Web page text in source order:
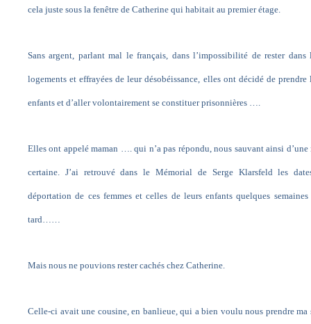
cela juste sous la fenêtre de Catherine qui habitait au premier étage.
Sans argent, parlant mal le français, dans l’impossibilité de rester dans
logements et effrayées de leur désobéissance, elles ont décidé de prendre
enfants et d’aller volontairement se constituer prisonnières ….
Elles ont appelé maman …. qui n’a pas répondu, nous sauvant ainsi d’une
certaine. J’ai retrouvé dans le Mémorial de Serge Klarsfeld les
déportation de ces femmes et celles de leurs enfants quelques
tard……
Mais nous ne pouvions rester cachés chez Catherine.
Celle-ci avait une cousine, en banlieue, qui a bien voulu nous prendre ma